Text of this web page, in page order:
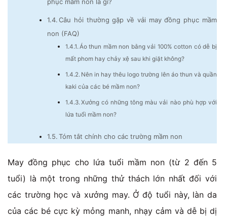
phục mầm non là gì?
Câu hỏi thường gặp về vải may đồng phục mầm
non (FAQ)
Áo thun mầm non bằng vải 100% cotton có dễ bị
mất phom hay chảy xệ sau khi giặt không?
Nên in hay thêu logo trường lên áo thun và quần
kaki của các bé mầm non?
Xưởng có những tông màu vải nào phù hợp với
lứa tuổi mầm non?
Tóm tắt chính cho các trường mầm non
May đồng phục cho lứa tuổi mầm non (từ 2 đến 5
tuổi) là một trong những thử thách lớn nhất đối với
các trường học và xưởng may. Ở độ tuổi này, làn da
của các bé cực kỳ mỏng manh, nhạy cảm và dễ bị dị